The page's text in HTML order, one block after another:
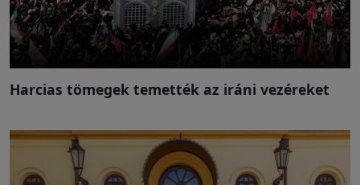
Harcias tömegek temették az iráni vezéreket